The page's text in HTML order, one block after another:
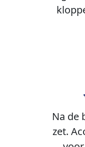
Na de
zet.